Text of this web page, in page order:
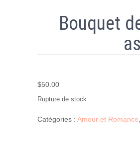
Bouquet
$50.00
Rupture de stock
Catégories :Amour et Romance